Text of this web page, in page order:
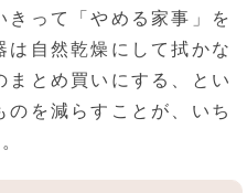
きって「やめる家事」を
は自然乾燥にして拭かな
まとめ買いにする、とい
のを減らすことが、いち